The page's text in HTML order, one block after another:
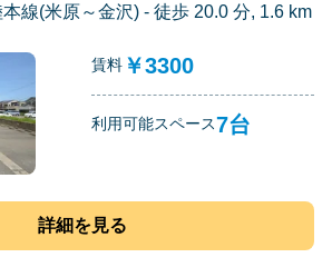
線(米原～金沢) - 徒歩 20.0 分, 1.6 km
賃料 ￥3300
利用可能スペース7台
詳細を見る